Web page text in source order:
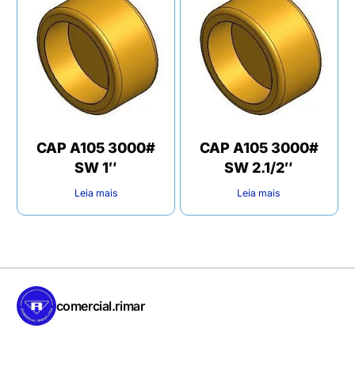
CAP A105 3000#
SW 1″
Leia mais
CAP A105 3000#
SW 2.1/2″
Leia mais
comercial.rimar